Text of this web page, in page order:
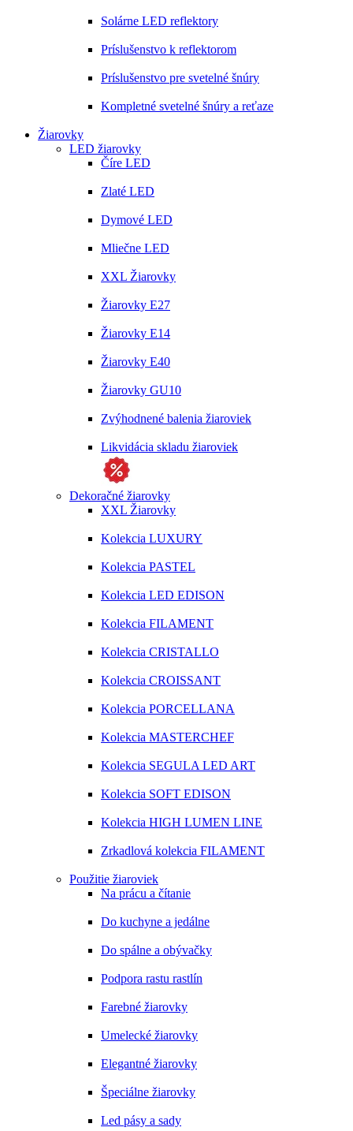
Solárne LED reflektory
Príslušenstvo k reflektorom
Príslušenstvo pre svetelné šnúry
Kompletné svetelné šnúry a reťaze
Žiarovky
LED žiarovky
Číre LED
Zlaté LED
Dymové LED
Mliečne LED
XXL Žiarovky
Žiarovky E27
Žiarovky E14
Žiarovky E40
Žiarovky GU10
Zvýhodnené balenia žiaroviek
Likvidácia skladu žiaroviek
Dekoračné žiarovky
XXL Žiarovky
Kolekcia LUXURY
Kolekcia PASTEL
Kolekcia LED EDISON
Kolekcia FILAMENT
Kolekcia CRISTALLO
Kolekcia CROISSANT
Kolekcia PORCELLANA
Kolekcia MASTERCHEF
Kolekcia SEGULA LED ART
Kolekcia SOFT EDISON
Kolekcia HIGH LUMEN LINE
Zrkadlová kolekcia FILAMENT
Použitie žiaroviek
Na prácu a čítanie
Do kuchyne a jedálne
Do spálne a obývačky
Podpora rastu rastlín
Farebné žiarovky
Umelecké žiarovky
Elegantné žiarovky
Špeciálne žiarovky
Led pásy a sady